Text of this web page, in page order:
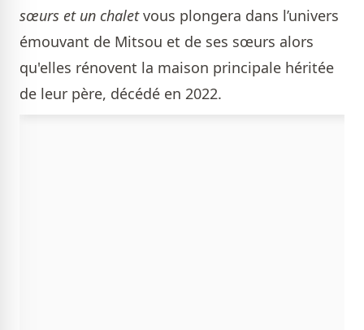
sœurs et un chaletvous plongera dans l’univers
émouvant de Mitsou et de ses sœurs alors
qu'elles rénovent la maison principale héritée
de leur père, décédé en 2022.